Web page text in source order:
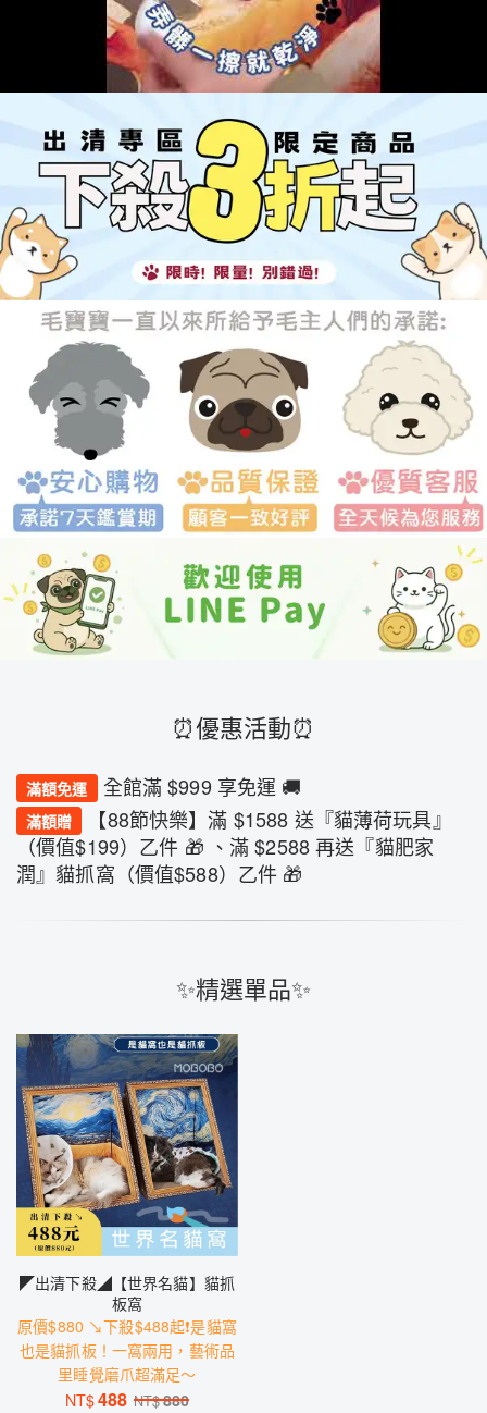
⏰優惠活動⏰
滿額免運 全館滿 $999 享免運 🚚
滿額贈
【88節快樂】滿 $1588 送『貓薄荷玩具』
（價值$199）乙件 🎁 、滿 $2588 再送『貓肥家
潤』貓抓窩（價值$588）乙件 🎁
✨精選單品✨
◤出清下殺◢【世界名貓】貓抓
板窩
原價$880 ↘下殺$488起❗️是貓窩
也是貓抓板！一窩兩用，藝術品
里睡覺磨爪超滿足～
NT$488 NT$880